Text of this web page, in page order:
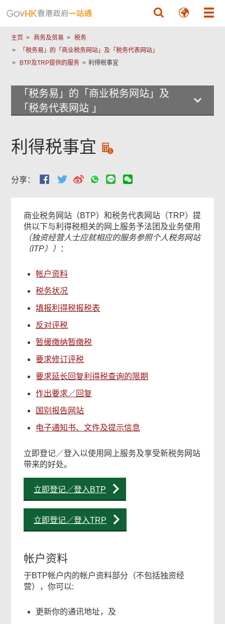
主页 商务及贸易
税务
「税务易」的「商业税务网站」及「税务代表网站」
BTP及TRP提供的服务
利得税事宜
「税务易」的「商业税务网站」及
「税务代表网站 」
利得税事宜
分享：
商业税务网站（BTP）和税务代表网站（TRP）提
供以下与利得税相关的网上服务予法团及业务使用
（独资经营人士应就相应的服务参照个人税务网站
（ITP））
：
帐户资料
税务状况
填报利得税报税表
反对评税
暂缓缴纳暂缴税
要求修订评税
要求延长回复利得税查询的限期
作出要求／回复
国别报告网站
电子通知书、文件及提示信息
立即登记／登入以使用网上服务及享受新税务网站
带来的好处。
立即登记／登入BTP
立即登记／登入TRP
帐户资料
于BTP帐户内的帐户资料部分（不包括独资经
营），你可以:
更新你的通讯地址，及
关
内
常